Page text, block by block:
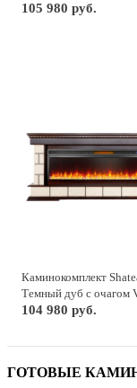
60 LOG LED
105 980 руб.
Каминокомплект
Темный дуб с очагом
LED
104 980 руб.
ГОТОВЫЕ